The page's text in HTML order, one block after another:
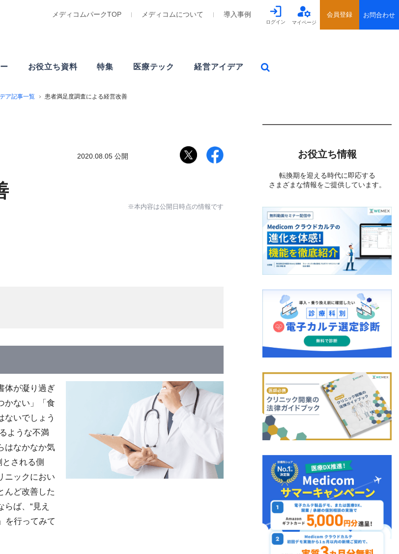
お役立ち資料 特集 医療テック 経営アイデア
メディコムパークTOP メディコムについて 導入事例
ログイン マイページ
ア記事一覧 患者満足度調査による経営改善
2020.08.05 公開
※本内容は公開日時点の情報です
体が凝り過ぎ
かない」「食
ないでしょう
ような不満
はなかなか気
される側
ニックにおい
んど改善した
ば、“見え
を行ってみて
お役立ち情報
転換期を迎える時代に即応する
さまざまな情報をご提供しています。